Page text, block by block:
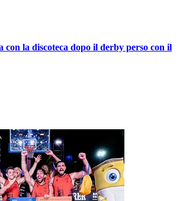
con la discoteca dopo il derby perso con il